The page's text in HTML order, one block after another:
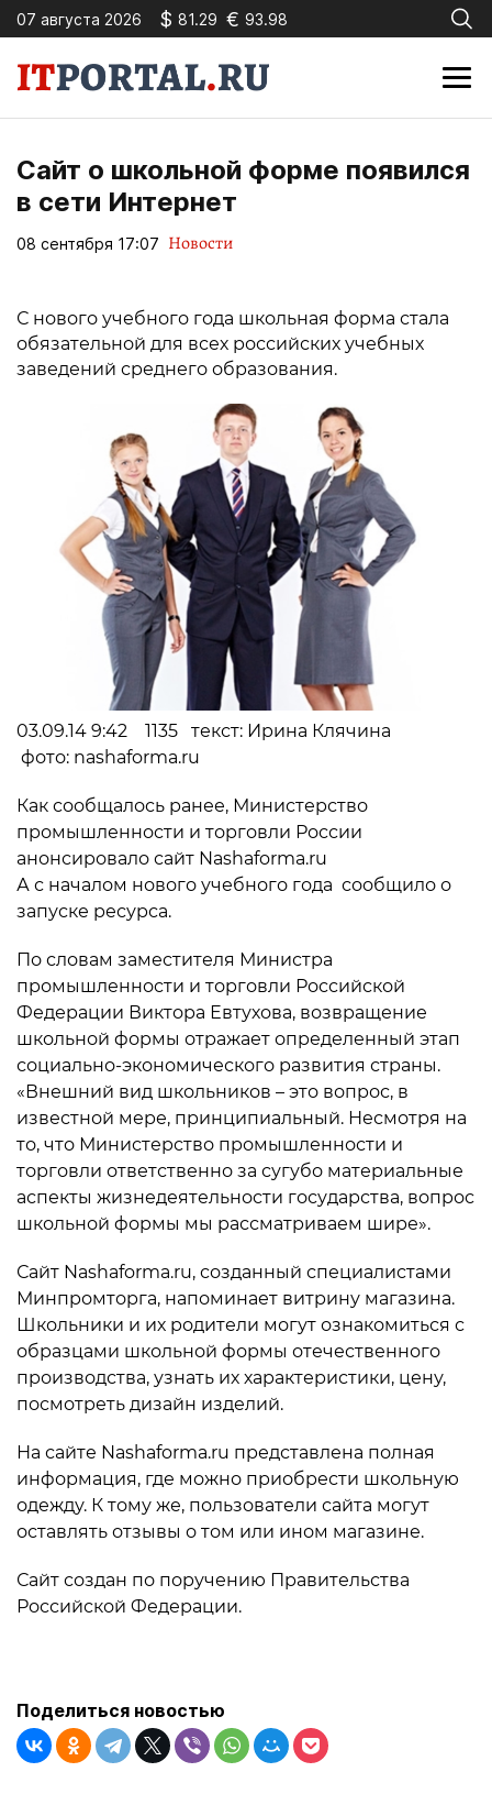
07 августа 2026 $ 81.29 € 93.98
Сайт о школьной форме появился
в сети Интернет
08 сентября 17:07 Новости
С нового учебного года школьная форма стала
обязательной для всех российских учебных
заведений среднего образования.
03.09.14 9:42 1135 текст: Ирина Клячина
фото: nashaforma.ru
Как сообщалось ранее, Министерство
промышленности и торговли России
анонсировало сайт Nashaforma.ru
А с началом нового учебного года сообщило о
запуске ресурса.
По словам заместителя Министра
промышленности и торговли Российской
Федерации Виктора Евтухова, возвращение
школьной формы отражает определенный этап
социально-экономического развития страны.
«Внешний вид школьников – это вопрос, в
известной мере, принципиальный. Несмотря на
то, что Министерство промышленности и
торговли ответственно за сугубо материальные
аспекты жизнедеятельности государства, вопрос
школьной формы мы рассматриваем шире».
Сайт Nashaforma.ru, созданный специалистами
Минпромторга, напоминает витрину магазина.
Школьники и их родители могут ознакомиться с
образцами школьной формы отечественного
производства, узнать их характеристики, цену,
посмотреть дизайн изделий.
На сайте Nashaforma.ru представлена полная
информация, где можно приобрести школьную
одежду. К тому же, пользователи сайта могут
оставлять отзывы о том или ином магазине.
Сайт создан по поручению Правительства
Российской Федерации.
Поделиться новостью